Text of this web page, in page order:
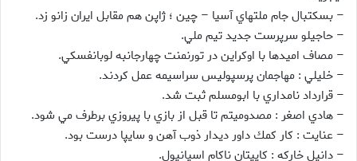
– بسكتبال جام ملتهاي آسيا – چين ؛ ژاپن هم مقابل ايران زانو زد.
– حاجيلو سرپرست جديد تيم ملي.
– مصاف اميدها با اوكراين در تورنمنت چهارجانبه لوبانفسكي.
– خليلي : مهاجمان پرسپوليس سراسيمه عمل كردند.
– قرارداد نامداري با ابومسلم ثبت شد.
– هادي اصغر : مصدوميتم تا قبل از بازي با پيروزي برطرف مي شود.
– عنايت : كار كمك داور ديدار ذوب آهن و سايپا درست بود.
– دانيل خاركه : كاپيتان ناكام اسپانيول.